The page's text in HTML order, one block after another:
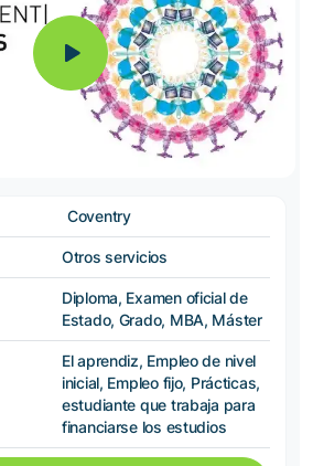
Coventry
Otros servicios
Diploma, Examen oficial de
Estado, Grado, MBA, Máster
El aprendiz, Empleo de nivel
inicial, Empleo fijo, Prácticas,
estudiante que trabaja para
financiarse los estudios